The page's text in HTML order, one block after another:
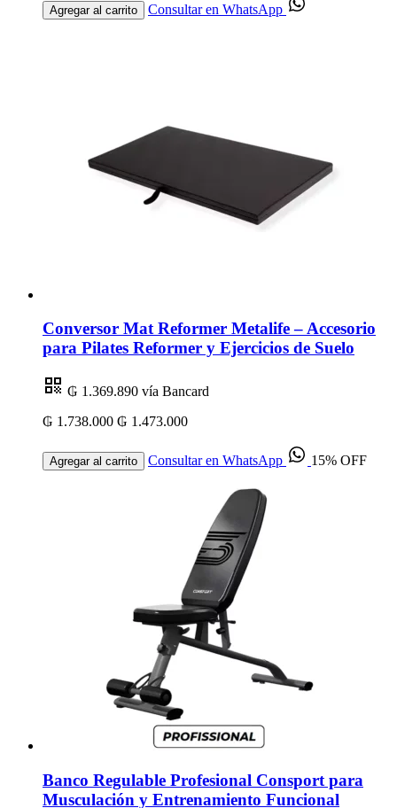
Agregar al carrito Consultar en WhatsApp
Conversor Mat Reformer Metalife – Accesorio
para Pilates Reformer y Ejercicios de Suelo
₲ 1.369.890 vía Bancard
₲ 1.738.000 ₲ 1.473.000
Agregar al carrito Consultar en WhatsApp 15% OFF
Banco Regulable Profesional Consport para
Musculación y Entrenamiento Funcional